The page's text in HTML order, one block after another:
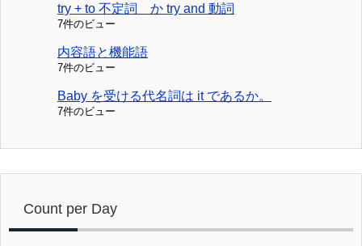
try + to 不定詞 か try and 動詞
7件のビュー
内容語と機能語
7件のビュー
Baby を受ける代名詞は it であるか。
7件のビュー
Count per Day